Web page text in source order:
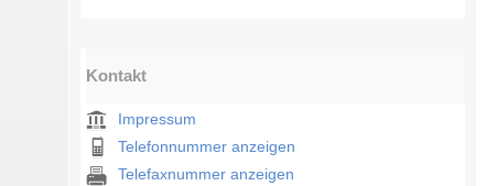
Kontakt
Impressum
Telefonnummer anzeigen
Telefaxnummer anzeigen